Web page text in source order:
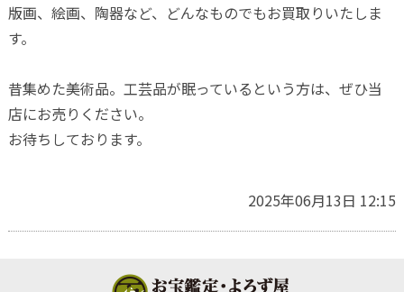
版画、絵画、陶器など、どんなものでもお買取りいたしま
す。
昔集めた美術品。工芸品が眠っているという方は、ぜひ当
店にお売りください。
お待ちしております。
2025年06月13日 12:15